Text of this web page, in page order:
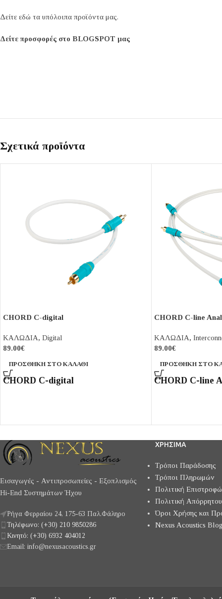
Δείτε εδώ τα υπόλοιπα προϊόντα μας.
Δείτε προσφορές στο BLOGSPOT μας
Σχετικά προϊόντα
CHORD C-digital
ΚΑΛΩΔΙΑ, Digital
89.00€
ΠΡΟΣΘΉΚΗ ΣΤΟ ΚΑΛΆΘΙ
CHORD C-digital
CHORD C-digital
CHORD C-line
ΚΑΛΩΔΙΑ,
89.00€
ΠΡΟΣΘΉΚΗ ΣΤΟ
CHORD C-line
CHORD C-line
Εισαγωγές - Αντιπροσωπείες - Εξοπλισμός
Hi-End Συστημάτων Ήχου
Ρήγα Φερραίου 24, 175-63 Παλ.Φάληρο
Τηλέφωνο: (+30) 210 9850286
Κινητό: (+30) 6932 404012
Email: info@nexusacoustics.gr
ΧΡΗΣΙΜΑ
Τρόποι Παράδοσης
Τρόποι Πληρωμών
Πολιτική
Πολιτική Απόρρητου
Όροι Χρήσης και
Nexus Acoustics